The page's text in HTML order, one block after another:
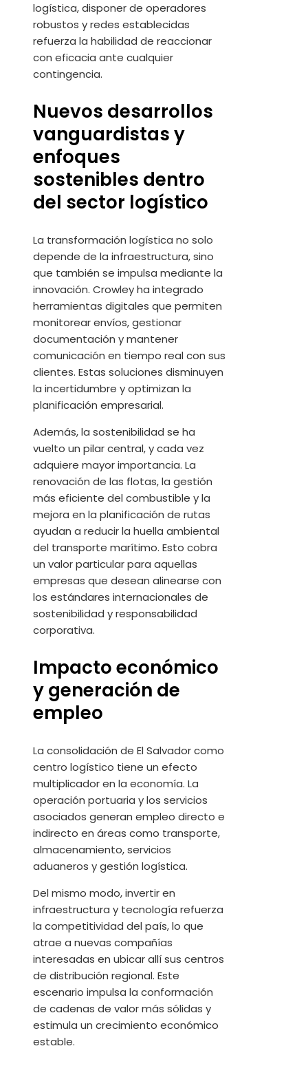
logística, disponer de operadores
robustos y redes establecidas
refuerza la habilidad de reaccionar
con eficacia ante cualquier
contingencia.
Nuevos desarrollos
vanguardistas y
enfoques
sostenibles dentro
del sector logístico
La transformación logística no solo
depende de la infraestructura, sino
que también se impulsa mediante la
innovación. Crowley ha integrado
herramientas digitales que permiten
monitorear envíos, gestionar
documentación y mantener
comunicación en tiempo real con sus
clientes. Estas soluciones disminuyen
la incertidumbre y optimizan la
planificación empresarial.
Además, la sostenibilidad se ha
vuelto un pilar central, y cada vez
adquiere mayor importancia. La
renovación de las flotas, la gestión
más eficiente del combustible y la
mejora en la planificación de rutas
ayudan a reducir la huella ambiental
del transporte marítimo. Esto cobra
un valor particular para aquellas
empresas que desean alinearse con
los estándares internacionales de
sostenibilidad y responsabilidad
corporativa.
Impacto económico
y generación de
empleo
La consolidación de El Salvador como
centro logístico tiene un efecto
multiplicador en la economía. La
operación portuaria y los servicios
asociados generan empleo directo e
indirecto en áreas como transporte,
almacenamiento, servicios
aduaneros y gestión logística.
Del mismo modo, invertir en
infraestructura y tecnología refuerza
la competitividad del país, lo que
atrae a nuevas compañías
interesadas en ubicar allí sus centros
de distribución regional. Este
escenario impulsa la conformación
de cadenas de valor más sólidas y
estimula un crecimiento económico
estable.